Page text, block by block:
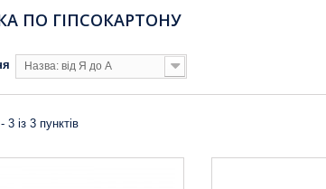
ПО ГІПСОКАРТОНУ
Назва: від Я до А
3 із 3 пунктів